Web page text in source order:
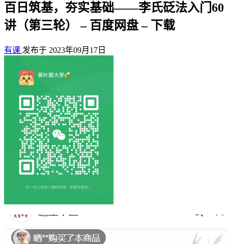
百日筑基，夯实基础——李氏砭法入门60
讲（第三轮） – 百度网盘 – 下载
有课 发布于 2023年09月17日